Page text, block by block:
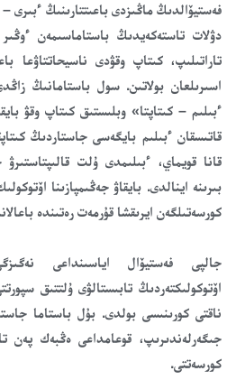
فەستيۆالدىڭ ماڭىزدى باعىتتارىنىڭ ءبىرى
تاراتىلىپ، كىتاپ وقۋدى ناسيحاتتاۋعا
اسىرىلعان بولاتىن. سول باستامانىڭ
ءبىلىم – كىتاپتا» وبلىستىق كىتاپ وقۋ
قاتىسقان ءبىلىم بايگەسى جاستاردىڭ
قانا قويماي، ءبىلىمدى ۇلت
بىرىنە اينالدى. بايقاۋ جەڭىمپازىنا
كورسەتىلگەن ايرىقشا قۇرمەت رەتىندە
جالپى فەستيۆال اياسىنداعى
اۆتوكولىكتەردىڭ تابىستالۋى ۇلتتىق
ناقتى كورىنىسى بولدى. بۇل باستاما
جىگەرلەندىرىپ، قوعامداعى ەڭبەك پەن
كورسەتتى.